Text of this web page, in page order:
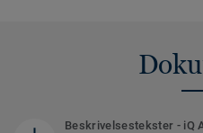
Beskrivelsestekster - iQ